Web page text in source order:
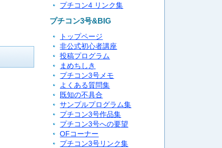
プチコン4 リンク集
プチコン3号&BIG
トップページ
非公式初心者講座
投稿プログラム
まめちしき
プチコン3号メモ
よくある質問集
既知の不具合
サンプルプログラム集
プチコン3号作品集
プチコン3号への要望
OFコーナー
プチコン3号リンク集